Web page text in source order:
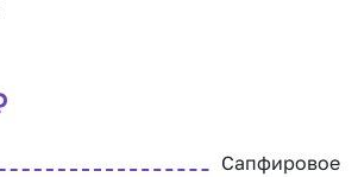
Сапфировое